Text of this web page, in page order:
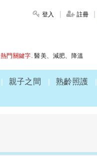
登入 註冊
熱門關鍵字. 醫美、 減肥、 降溫
親子之間 熟齡照護